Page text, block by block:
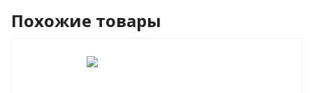
Похожие товары